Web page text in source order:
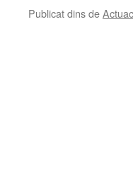
Publicat dins de